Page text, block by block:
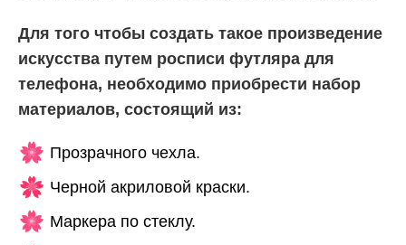
Для того чтобы создать такое произведение
искусства путем росписи футляра для
телефона, необходимо приобрести набор
материалов, состоящий из:
Прозрачного чехла.
Черной акриловой краски.
Маркера по стеклу.